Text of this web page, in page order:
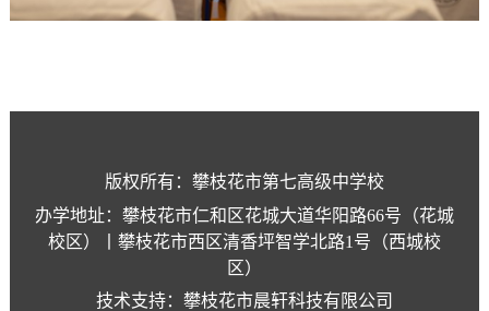
版权所有：攀枝花市第七高级中学校
办学地址：攀枝花市仁和区花城大道华阳路66号（花城
校区）丨攀枝花市西区清香坪智学北路1号（西城校
区）
技术支持：攀枝花市晨轩科技有限公司